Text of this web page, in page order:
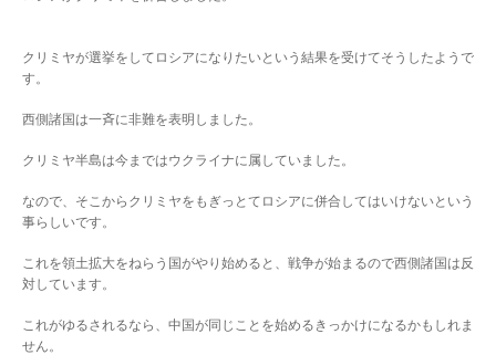
クリミヤが選挙をしてロシアになりたいという結果を受けてそうしたようで
す。
西側諸国は一斉に非難を表明しました。
クリミヤ半島は今まではウクライナに属していました。
なので、そこからクリミヤをもぎっとてロシアに併合してはいけないという
事らしいです。
これを領土拡大をねらう国がやり始めると、戦争が始まるので西側諸国は反
対しています。
これがゆるされるなら、中国が同じことを始めるきっかけになるかもしれま
せん。